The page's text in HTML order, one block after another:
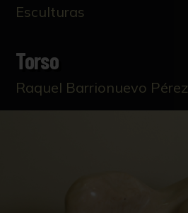
Esculturas
Torso
Raquel Barrionuevo Pérez